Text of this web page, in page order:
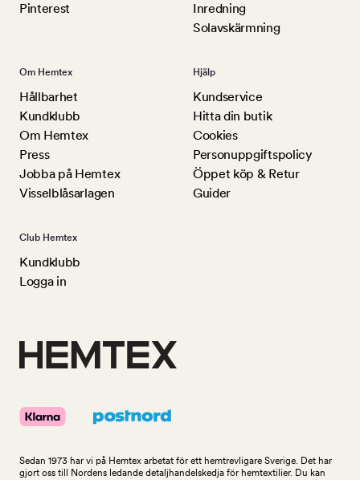
Pinterest
Inredning
Solavskärmning
Om Hemtex
Hållbarhet
Kundklubb
Om Hemtex
Press
Jobba på Hemtex
Visselblåsarlagen
Hjälp
Kundservice
Hitta din butik
Cookies
Personuppgiftspolicy
Öppet köp & Retur
Guider
Club Hemtex
Kundklubb
Logga in
Sedan 1973 har vi på Hemtex arbetat för ett hemtrevligare Sverige. Det har
gjort oss till Nordens ledande detaljhandelskedja för hemtextilier. Du kan